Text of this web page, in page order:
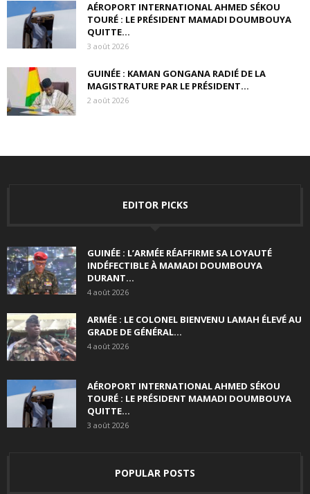
AÉROPORT INTERNATIONAL AHMED SÉKOU
TOURÉ : LE PRÉSIDENT MAMADI DOUMBOUYA
QUITTE...
3 août 2026
GUINÉE : KAMAN GONGANA RADIÉ DE LA
MAGISTRATURE PAR LE PRÉSIDENT...
2 août 2026
EDITOR PICKS
GUINÉE : L’ARMÉE RÉAFFIRME SA LOYAUTÉ
INDÉFECTIBLE À MAMADI DOUMBOUYA
DURANT...
4 août 2026
ARMÉE : LE COLONEL BIENVENU LAMAH ÉLEVÉ AU
GRADE DE GÉNÉRAL...
4 août 2026
AÉROPORT INTERNATIONAL AHMED SÉKOU
TOURÉ : LE PRÉSIDENT MAMADI DOUMBOUYA
QUITTE...
3 août 2026
POPULAR POSTS